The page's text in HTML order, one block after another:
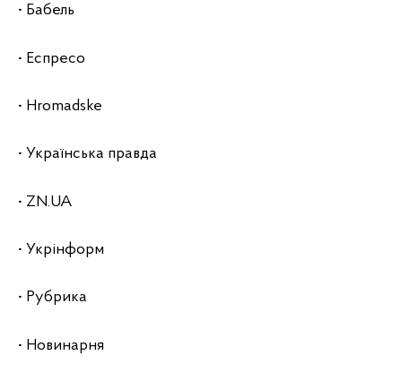
• Бабель
• Еспресо
• Hromadske
• Українська правда
• ZN.UA
• Укрінформ
• Рубрика
• Новинарня